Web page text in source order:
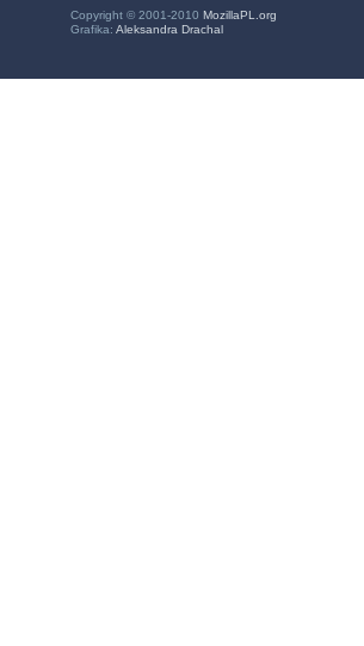
Copyright © 2001-2010 MozillaPL.org
Grafika: Aleksandra Drachal